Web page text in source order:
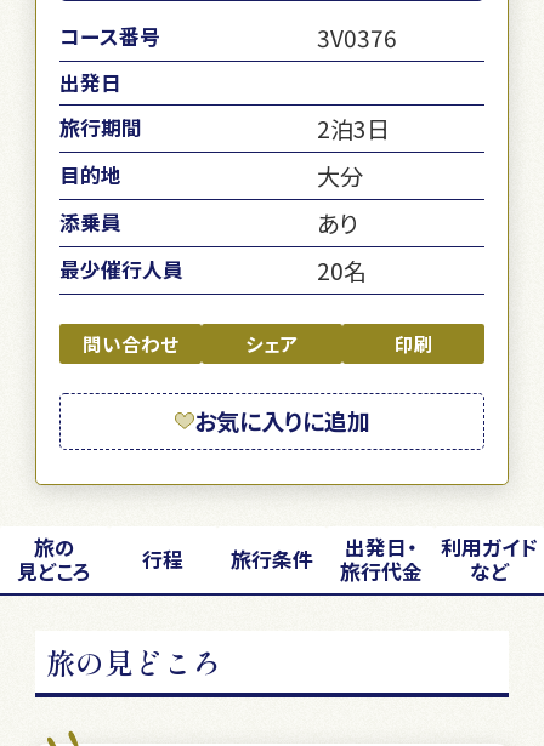
コース番号 3V0376
出発日
旅行期間
2泊3日
目的地 大分
添乗員 あり
最少催行人員 20名
問い合わせ シェア 印刷
お気に入りに追加
旅の
見どころ
行程 旅行条件
出発日・
旅行代金
利用ガイド
など
旅の見どころ